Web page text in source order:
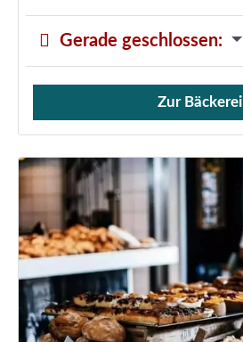
Gerade geschlossen:
Verkauf von Brötchen,
Zur Bäckerei